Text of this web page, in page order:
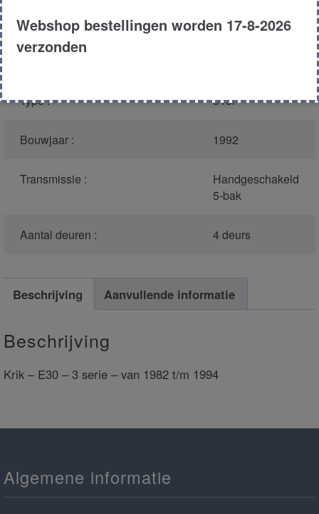
Carroserie : Touring
Type : 318i
Bouwjaar : 1992
Transmissie :
Handgeschakeld
5-bak
Aantal deuren : 4 deurs
Beschrijving Aanvullende informatie
Beschrijving
Krik – E30 – 3 serie – van 1982 t/m 1994
Algemene informatie
Webshop bestellingen worden 17-8-2026
verzonden